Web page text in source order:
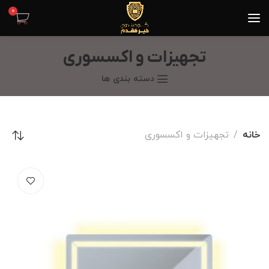
0
تجهیزات و اکسسوری
دسته بندی ها
خانه تجهیزات و اکسسوری